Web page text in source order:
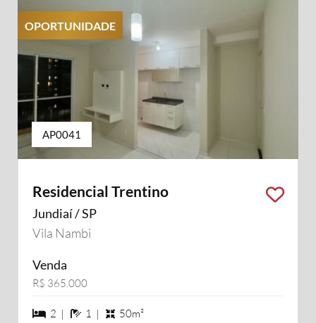
OPORTUNIDADE
AP0041
Residencial Trentino
Jundiaí / SP
Vila Nambi
Venda
R$ 365.000
2 dormiórios
2 | 1 banheiros
1 | 50m²